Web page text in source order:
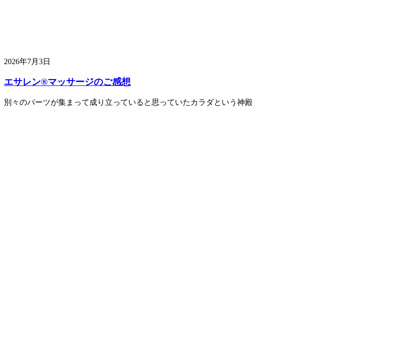
2026年7月3日
エサレン®︎マッサージのご感想
別々のパーツが集まって成り立っていると思っていたカラダという神殿